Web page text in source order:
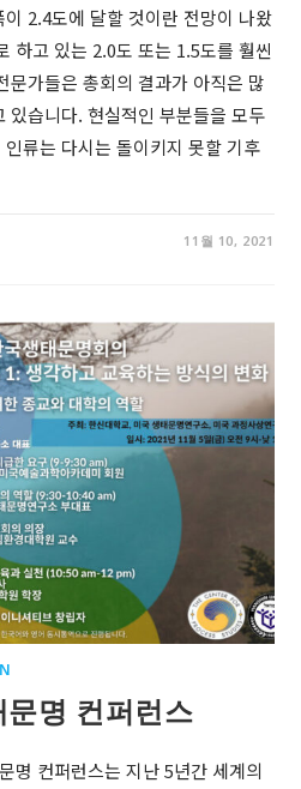
2.4도에 달할 것이란 전망이 나왔
하고 있는 2.0도 또는 1.5도를 훨씬
문가들은 총회의 결과가 아직은 많
있습니다. 현실적인 부분들을 모두
류는 다시는 돌이키지 못할 기후
11월 10, 2021
명 컨퍼런스
명 컨퍼런스는 지난 5년간 세계의